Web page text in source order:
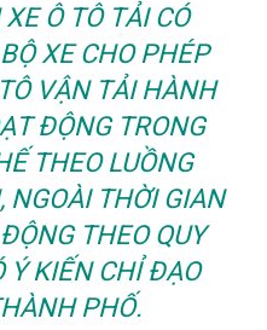
Ô TÔ TẢI CÓ
XE CHO PHÉP
VẬN TẢI HÀNH
ĐỘNG TRONG
THEO LUỒNG
THỜI GIAN
THEO QUY
Ý KIẾN CHỈ ĐẠO
PHỐ.